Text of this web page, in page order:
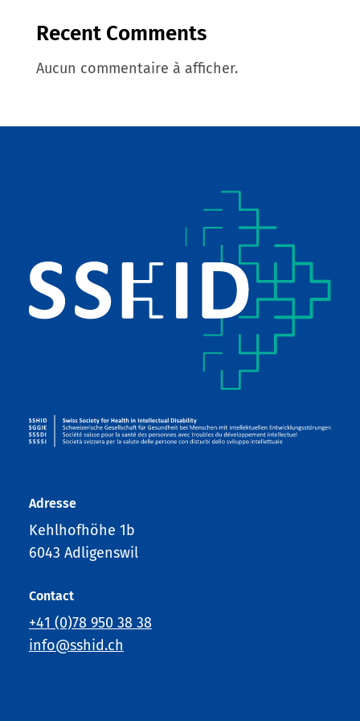
Recent Comments
Aucun commentaire à afficher.
Adresse
Kehlhofhöhe 1b
6043 Adligenswil
Contact
+41 (0)78 950 38 38
info@sshid.ch